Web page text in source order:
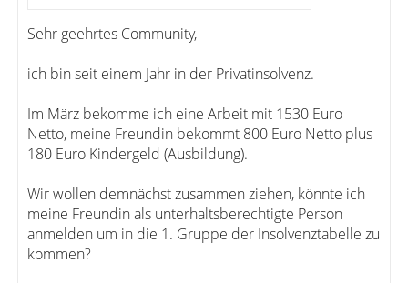
Sehr geehrtes Community,
ich bin seit einem Jahr in der Privatinsolvenz.
Im März bekomme ich eine Arbeit mit 1530 Euro
Netto, meine Freundin bekommt 800 Euro Netto plus
180 Euro Kindergeld (Ausbildung).
Wir wollen demnächst zusammen ziehen, könnte ich
meine Freundin als unterhaltsberechtigte Person
anmelden um in die 1. Gruppe der Insolvenztabelle zu
kommen?